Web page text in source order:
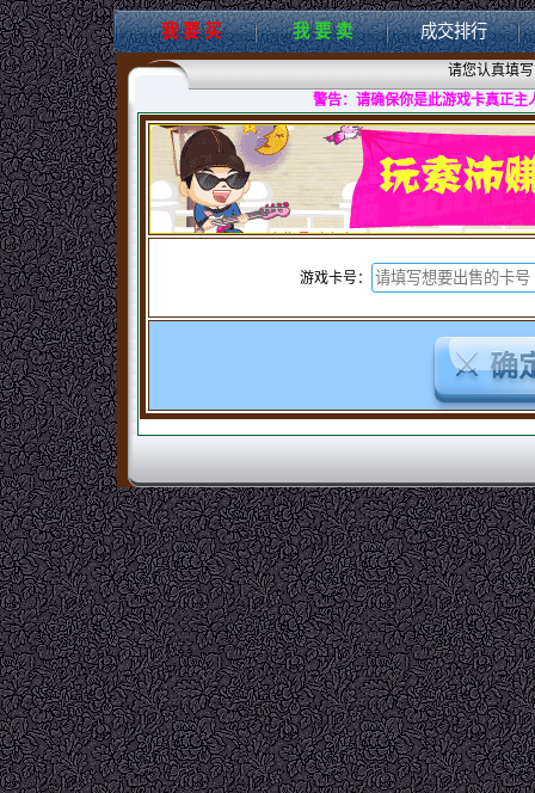
我 要 买 我 要 卖 成交排行
请您认真填
警告：请确保你是此游戏卡真正
游戏卡号：
确